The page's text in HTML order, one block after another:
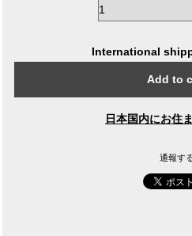
International
Add to
日本国内にお住
通報す